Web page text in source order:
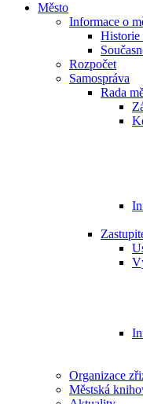
Město
Informace o
Historie
Rozpočet
Samospráva
Rada
Organizace
Městská